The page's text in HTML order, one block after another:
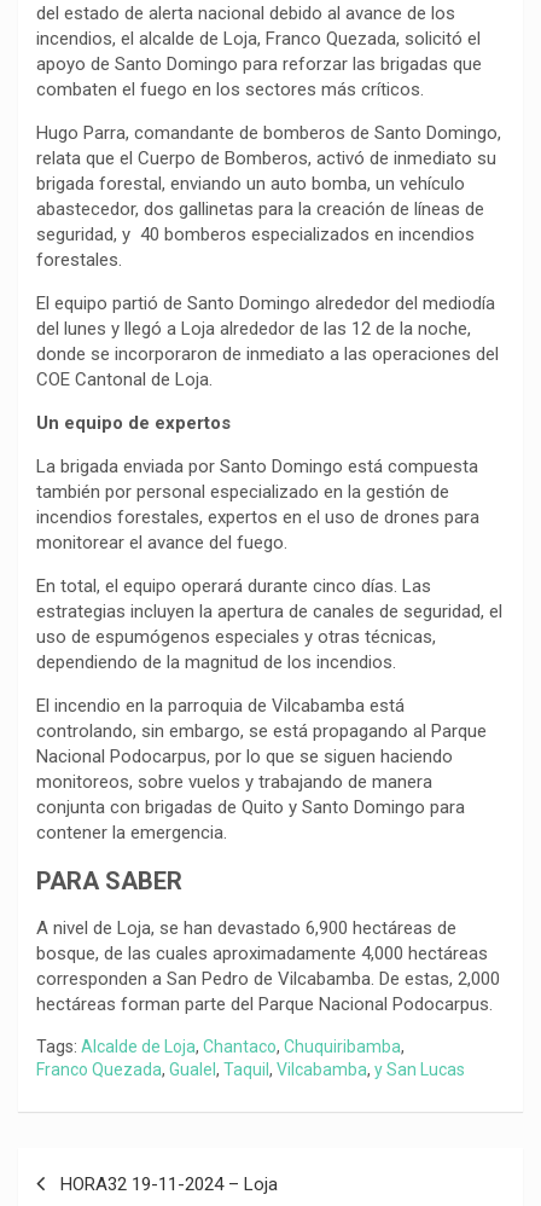
del estado de alerta nacional debido al avance de los
incendios, el alcalde de Loja, Franco Quezada, solicitó el
apoyo de Santo Domingo para reforzar las brigadas que
combaten el fuego en los sectores más críticos.
Hugo Parra, comandante de bomberos de Santo Domingo,
relata que el Cuerpo de Bomberos, activó de inmediato su
brigada forestal, enviando un auto bomba, un vehículo
abastecedor, dos gallinetas para la creación de líneas de
seguridad, y 40 bomberos especializados en incendios
forestales.
El equipo partió de Santo Domingo alrededor del mediodía
del lunes y llegó a Loja alrededor de las 12 de la noche,
donde se incorporaron de inmediato a las operaciones del
COE Cantonal de Loja.
Un equipo de expertos
La brigada enviada por Santo Domingo está compuesta
también por personal especializado en la gestión de
incendios forestales, expertos en el uso de drones para
monitorear el avance del fuego.
En total, el equipo operará durante cinco días. Las
estrategias incluyen la apertura de canales de seguridad, el
uso de espumógenos especiales y otras técnicas,
dependiendo de la magnitud de los incendios.
El incendio en la parroquia de Vilcabamba está
controlando, sin embargo, se está propagando al Parque
Nacional Podocarpus, por lo que se siguen haciendo
monitoreos, sobre vuelos y trabajando de manera
conjunta con brigadas de Quito y Santo Domingo para
contener la emergencia.
PARA SABER
A nivel de Loja, se han devastado 6,900 hectáreas de
bosque, de las cuales aproximadamente 4,000 hectáreas
corresponden a San Pedro de Vilcabamba. De estas, 2,000
hectáreas forman parte del Parque Nacional Podocarpus.
Tags: Alcalde de Loja, Chantaco, Chuquiribamba,
Franco Quezada, Gualel , Taquil , Vilcabamba, y San Lucas
HORA32 19-11-2024 – Loja